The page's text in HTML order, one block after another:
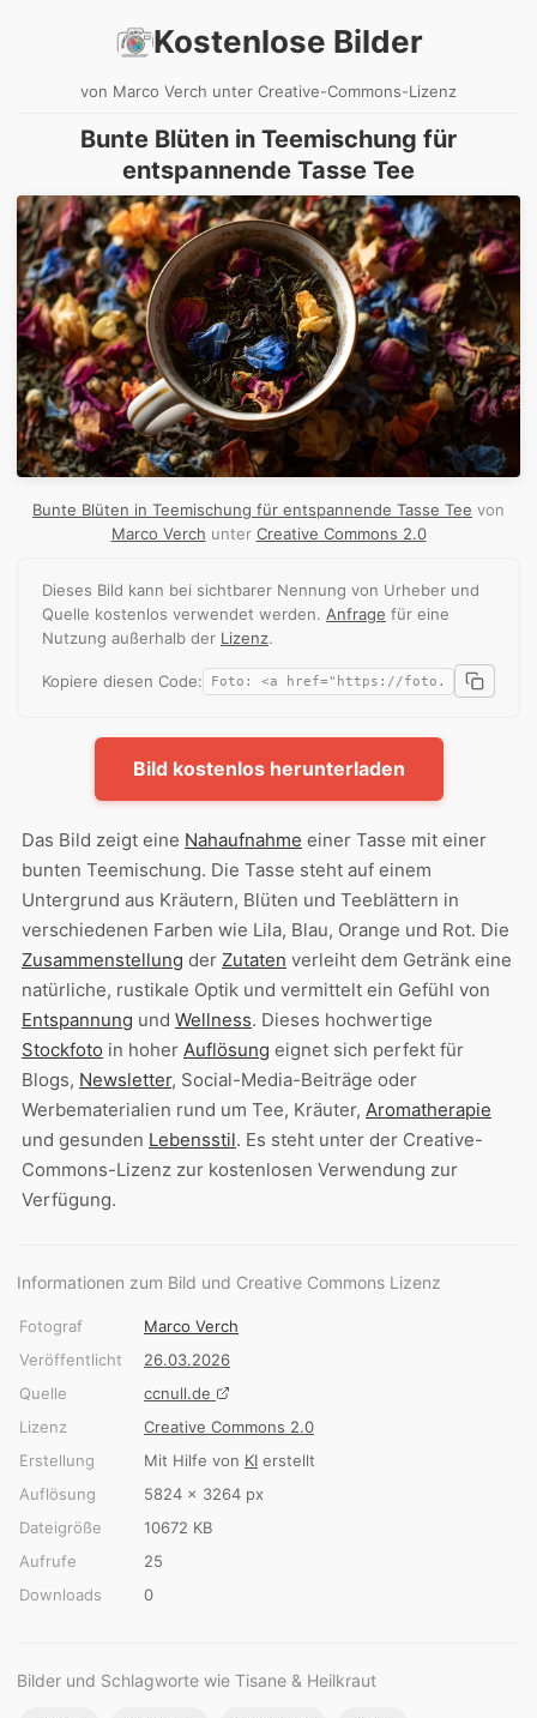
Kostenlose Bilder
von Marco Verch unter Creative-Commons-Lizenz
Bunte Blüten in Teemischung für
entspannende Tasse Tee
Bunte Blüten in Teemischung für entspannende Tasse Tee von
Marco Verch unter Creative Commons 2.0
Dieses Bild kann bei sichtbarer Nennung von Urheber und
Quelle kostenlos verwendet werden. Anfrage für eine
Nutzung außerhalb der Lizenz.
Kopiere diesen Code:
Bild kostenlos herunterladen
Das Bild zeigt eine Nahaufnahme einer Tasse mit einer
bunten Teemischung. Die Tasse steht auf einem
Untergrund aus Kräutern, Blüten und Teeblättern in
verschiedenen Farben wie Lila, Blau, Orange und Rot. Die
Zusammenstellung der Zutaten verleiht dem Getränk eine
natürliche, rustikale Optik und vermittelt ein Gefühl von
Entspannung und Wellness. Dieses hochwertige
Stockfoto in hoher Auflösung eignet sich perfekt für
Blogs, Newsletter, Social-Media-Beiträge oder
Werbematerialien rund um Tee, Kräuter, Aromatherapie
und gesunden Lebensstil. Es steht unter der Creative-
Commons-Lizenz zur kostenlosen Verwendung zur
Verfügung.
Informationen zum Bild und Creative Commons Lizenz
Fotograf
Marco Verch
Veröffentlicht
26.03.2026
Quelle
ccnull.de
Lizenz
Creative Commons 2.0
Erstellung
Mit Hilfe von KI erstellt
Auflösung
5824 × 3264 px
Dateigröße
10672 KB
Aufrufe
25
Downloads
0
Bilder und Schlagworte wie Tisane & Heilkraut